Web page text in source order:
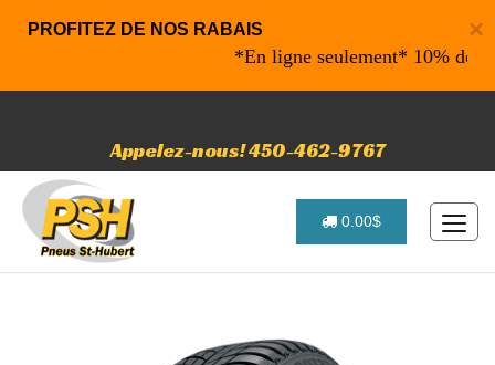
×
PROFITEZ DE NOS RABAIS
*En ligne seulement* 10% de
Appelez-nous! 450-462-9767
0.00$